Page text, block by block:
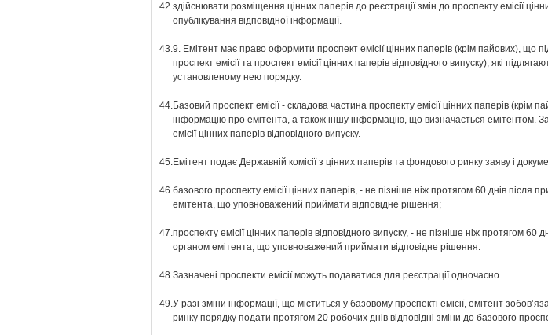
42.здійснювати розміщення цінних паперів до реєстрації змін до проспекту емісії
опублікування відповідної інформації.
43.9. Емітент має право оформити проспект емісії цінних паперів (крім пайових),
проспект емісії та проспект емісії цінних паперів відповідного випуску), які
установленому нею порядку.
44.Базовий проспект емісії - складова частина проспекту емісії цінних паперів
інформацію про емітента, а також іншу інформацію, що визначається емітентом.
емісії цінних паперів відповідного випуску.
45.Емітент подає Державній комісії з цінних паперів та фондового ринку заяву і
46.базового проспекту емісії цінних паперів, - не пізніше ніж протягом 60 днів
емітента, що уповноважений приймати відповідне рішення;
47.проспекту емісії цінних паперів відповідного випуску, - не пізніше ніж протягом
органом емітента, що уповноважений приймати відповідне рішення.
48.Зазначені проспекти емісії можуть подаватися для реєстрації одночасно.
49.У разі зміни інформації, що міститься у базовому проспекті емісії, емітент
ринку порядку подати протягом 20 робочих днів відповідні зміни до базового